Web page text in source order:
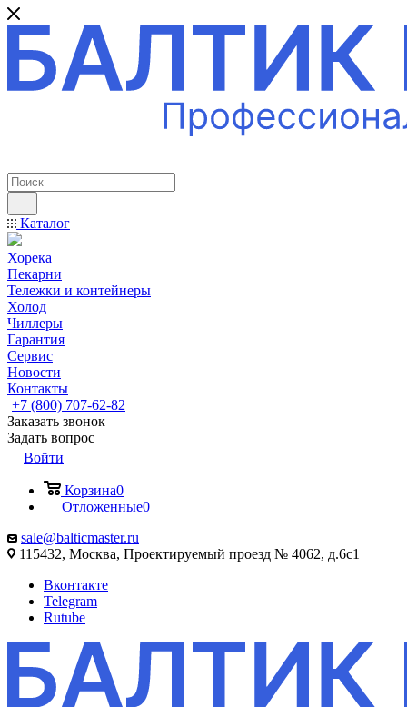
Каталог
Хорека
Пекарни
Тележки и контейнеры
Холод
Чиллеры
Гарантия
Сервис
Новости
Контакты
+7 (800) 707-62-82
Заказать звонок
Задать вопрос
Войти
Корзина0
Отложенные0
sale@balticmaster.ru
115432, Москва, Проектируемый проезд № 4062, д.6с1
Вконтакте
Telegram
Rutube